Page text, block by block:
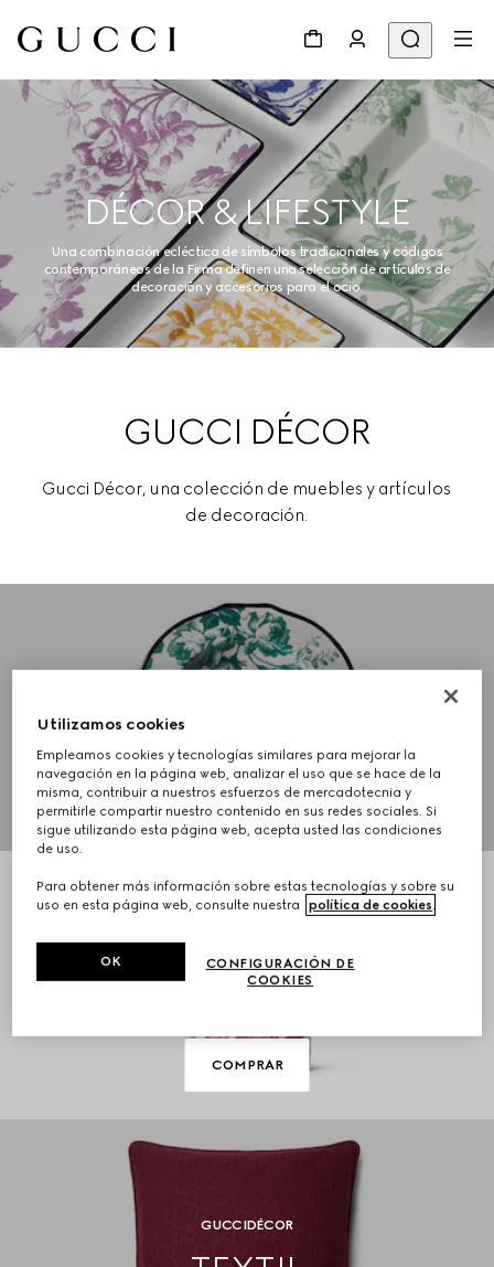
DÉCOR & LIFESTYLE
Una combinación ecléctica de símbolos tradicionales y códigos
contemporáneos de la Firma definen una selección de artículos de
decoración y accesorios para el ocio.
GUCCI DÉCOR
Gucci Décor, una colección de muebles y artículos
de decoración.
VAJILLAS
COMPRAR
ACCESORIOS PARA EL
COMPRAR
GUCCI DÉCOR
Utilizamos cookies
Empleamos cookies y tecnologías similares para mejorar la
navegación en la página web, analizar el uso que se hace de la
misma, contribuir a nuestros esfuerzos de mercadotecnia y
permitirle compartir nuestro contenido en sus redes sociales. Si
sigue utilizando esta página web, acepta usted las condiciones
de uso.
Para obtener más información sobre estas tecnologías y sobre su
uso en esta página web, consulte nuestra
política de cookies.
CONFIGURACIÓN DE
COOKIES
OK